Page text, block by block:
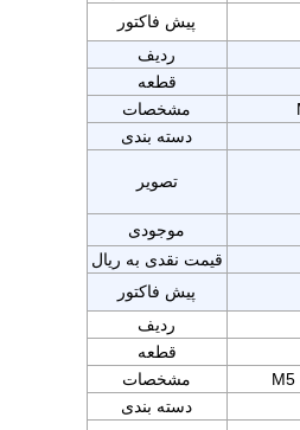
پیش فاکتور
ردیف
قطعه
مشخصات
دسته بندی
تصویر
موجودی
قیمت نقدی به ریال
پیش فاکتور
ردیف
قطعه
مشخصات
M5
دسته بندی